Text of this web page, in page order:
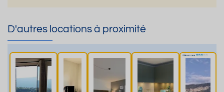
D'autres locations à proximité